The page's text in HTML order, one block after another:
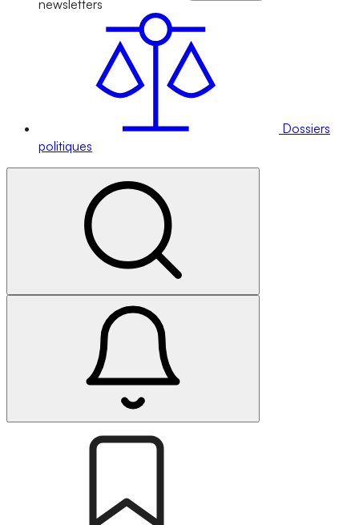
newsletters
Dossiers
politiques